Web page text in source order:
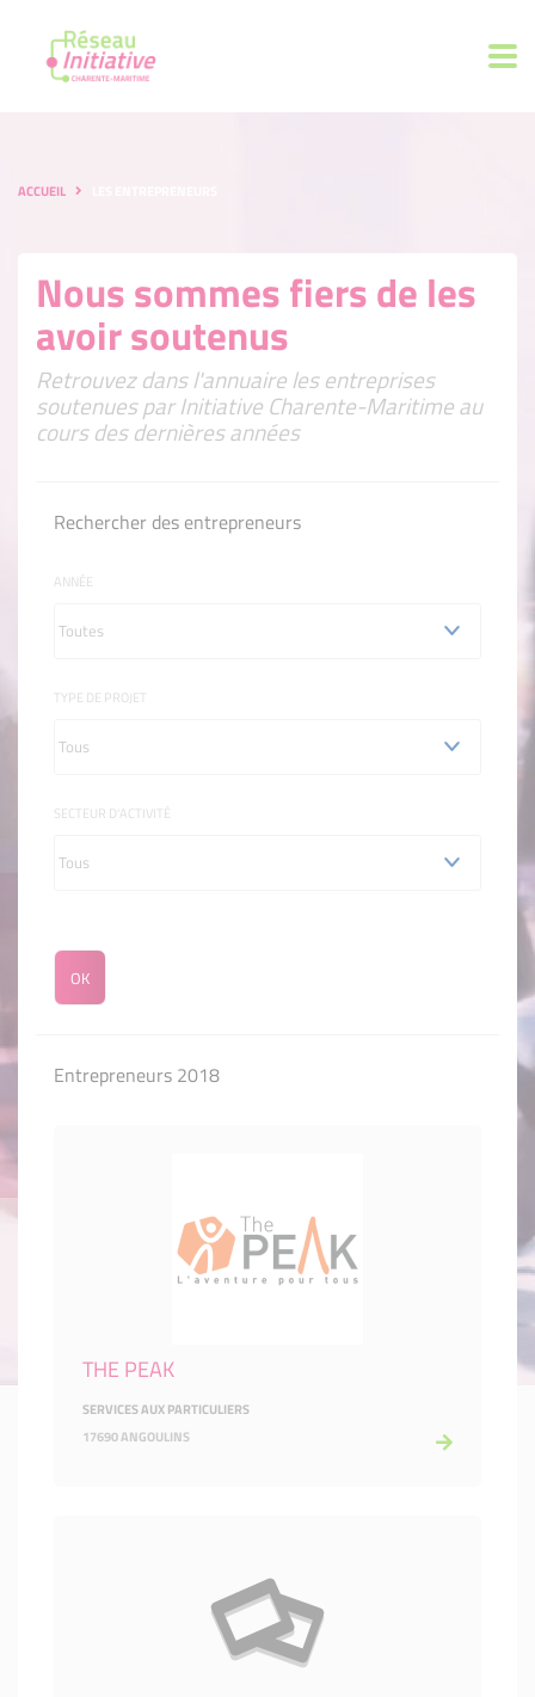
ACCUEIL
Nous sommes fiers de les
avoir soutenus
Retrouvez dans l'annuaire les entreprises
soutenues par Initiative Charente-Maritime au
cours des dernières années
Rechercher des entrepreneurs
ANNÉE
TYPE DE PROJET
SECTEUR D'ACTIVITÉ
Entrepreneurs 2018
THE PEAK
SERVICES AUX PARTICULIERS
17690 ANGOULINS